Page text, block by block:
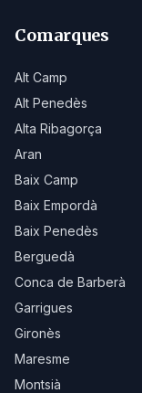
Comarques
Alt Camp
Alt Penedès
Alta Ribagorça
Aran
Baix Camp
Baix Empordà
Baix Penedès
Berguedà
Conca de Barberà
Garrigues
Gironès
Maresme
Montsià